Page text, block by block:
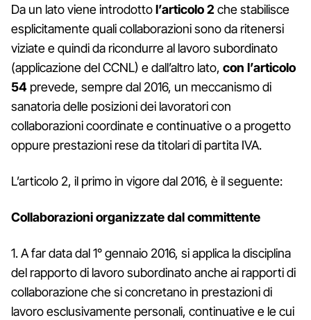
Da un lato viene introdottol’articolo 2che stabilisce
esplicitamente quali collaborazioni sono da ritenersi
viziate e quindi da ricondurre al lavoro subordinato
(applicazione del CCNL) e dall’altro lato, con l’articolo
54 prevede, sempre dal 2016, un meccanismo di
sanatoria delle posizioni dei lavoratori con
collaborazioni coordinate e continuative o a progetto
oppure prestazioni rese da titolari di partita IVA.
L’articolo 2, il primo in vigore dal 2016, è il seguente:
Collaborazioni organizzate dal committente
1. A far data dal 1° gennaio 2016, si applica la disciplina
del rapporto di lavoro subordinato anche ai rapporti di
collaborazione che si concretano in prestazioni di
lavoro esclusivamente personali, continuative e le cui